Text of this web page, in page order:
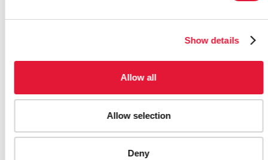
Show details
Allow all
Allow selection
Deny
INTERACTIVE HEALTH AND HIV GAME